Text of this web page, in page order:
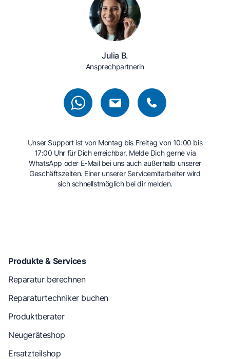
Julia B.
Ansprechpartnerin
Unser Support ist von Montag bis Freitag von 10:00 bis
17:00 Uhr für Dich erreichbar. Melde Dich gerne via
WhatsApp oder E-Mail bei uns auch außerhalb unserer
Geschäftszeiten. Einer unserer Servicemitarbeiter wird
sich schnellstmöglich bei dir melden.
Produkte & Services
Reparatur berechnen
Reparaturtechniker buchen
Produktberater
Neugeräteshop
Ersatzteilshop